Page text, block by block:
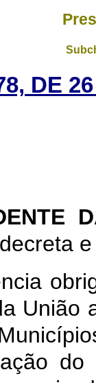
DE
DA
União